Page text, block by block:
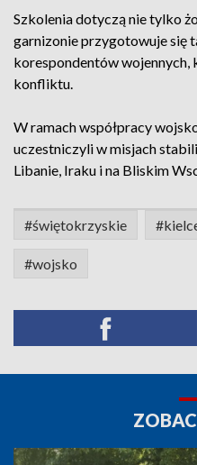
Szkolenia dotyczą nie tylko
garnizonie przygotowuje się
korespondentów
konfliktu.
W ramach współpracy
uczestniczyli w misjach
Libanie, Iraku i na Bliskim
#świętokrzyskie
#wojsko